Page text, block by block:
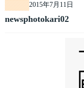
2015年7月11日
newsphotokari02